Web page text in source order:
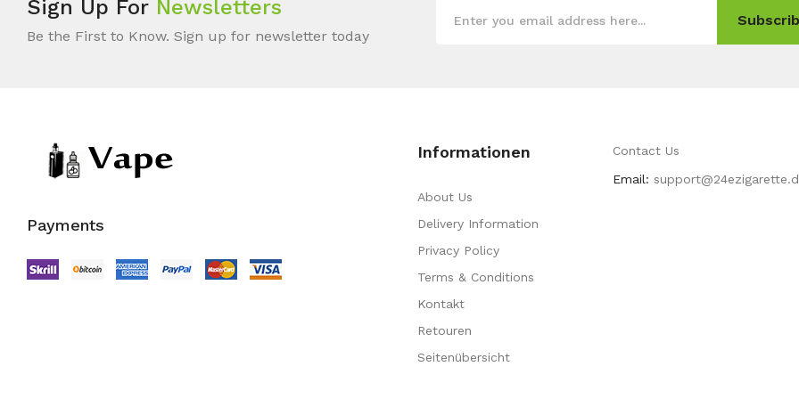
Sign Up For Newsletters
Be the First to Know. Sign up for newsletter today
Payments
Informationen
About Us
Delivery Information
Privacy Policy
Terms & Conditions
Kontakt
Retouren
Seitenübersicht
Contact Us
Email: